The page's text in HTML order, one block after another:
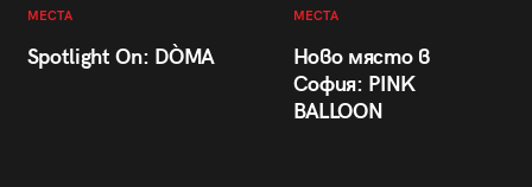
МЕСТА
Spotlight On: DÒMA
МЕСТА
Ново място в
София: PINK
BALLOON